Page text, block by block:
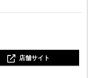
店舗サイト